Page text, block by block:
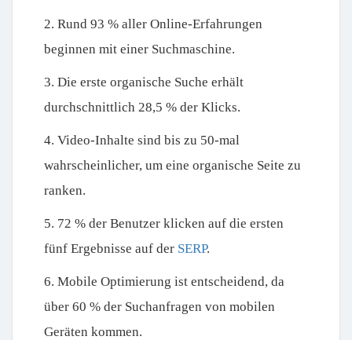
2. Rund 93 % aller Online-Erfahrungen
beginnen mit einer Suchmaschine.
3. Die erste organische Suche erhält
durchschnittlich 28,5 % der Klicks.
4. Video-Inhalte sind bis zu 50-mal
wahrscheinlicher, um eine organische Seite zu
ranken.
5. 72 % der Benutzer klicken auf die ersten
fünf Ergebnisse auf der SERP.
6. Mobile Optimierung ist entscheidend, da
über 60 % der Suchanfragen von mobilen
Geräten kommen.